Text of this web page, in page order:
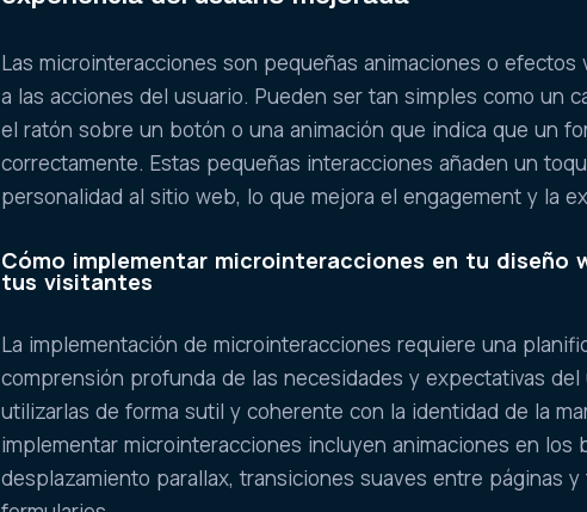
Las microinteracciones son pequeñas animaciones o
a las acciones del usuario. Pueden ser tan simples como un
el ratón sobre un botón o una animación que indica que un
correctamente. Estas pequeñas interacciones añaden un
personalidad al sitio web, lo que mejora el engagement y la
Cómo implementar microinteracciones en tu diseño
tus visitantes
La implementación de microinteracciones requiere una
comprensión profunda de las necesidades y expectativas del
utilizarlas de forma sutil y coherente con la identidad de la
implementar microinteracciones incluyen animaciones en los
desplazamiento parallax, transiciones suaves entre páginas